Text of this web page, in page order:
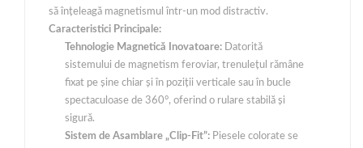
să înțeleagă magnetismul într-un mod distractiv.
Caracteristici Principale:
Tehnologie Magnetică Inovatoare: Datorită
sistemului de magnetism feroviar, trenulețul rămâne
fixat pe șine chiar și în poziții verticale sau în bucle
spectaculoase de 360°, oferind o rulare stabilă și
sigură.
Sistem de Asamblare „Clip-Fit”: Piesele colorate se